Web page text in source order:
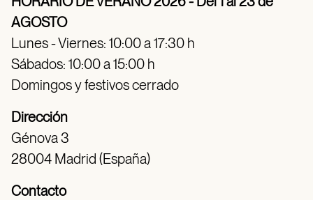
AGOSTO
Lunes - Viernes: 10:00 a 17:30 h
Sábados: 10:00 a 15:00 h
Domingos y festivos cerrado
Dirección
Génova 3
28004 Madrid (España)
Contacto